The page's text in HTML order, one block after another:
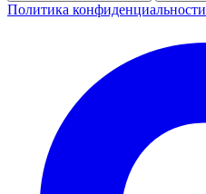
Политика конфиденциальности